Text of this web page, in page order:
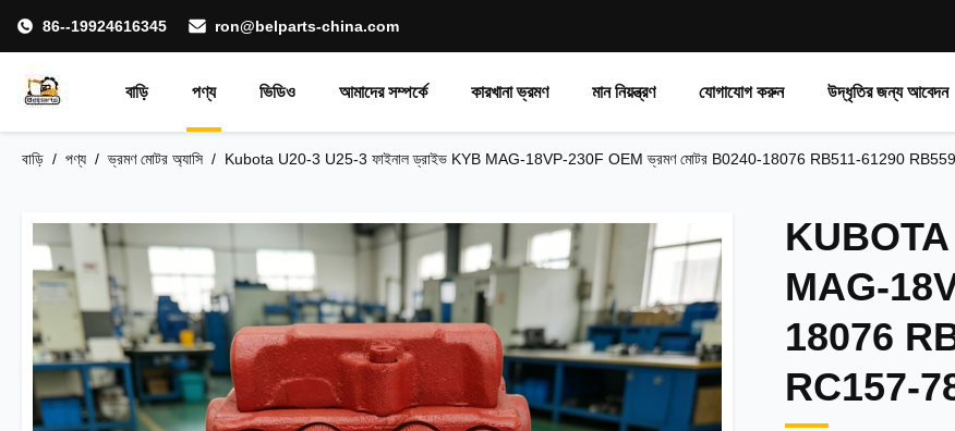
86--19924616345 ron@belparts-china.com
বাড়ি পণ্য ভিডিও আমাদের সম্পর্কে কারখানা ভ্রমণ মান নিয়ন্ত্রণ যোগাযোগ করুন উদ্ধৃতির জন্য আবেদন
বাড়ি / পণ্য /ভ্রমণ মোটর অ্যাসি / Kubota U20-3 U25-3 ফাইনাল ড্রাইভ KYB MAG-18VP-230F OEM ভ্রমণ মোটর B0240-18076 RB511-61290 RB559-
KUBOTA
MAG-
18076
RC157-